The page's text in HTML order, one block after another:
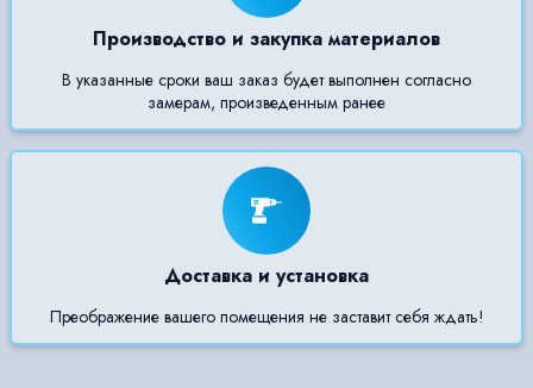
Производство и закупка материалов
В указанные сроки ваш заказ будет выполнен согласно
замерам, произведенным ранее
Доставка и установка
Преображение вашего помещения не заставит себя ждать!